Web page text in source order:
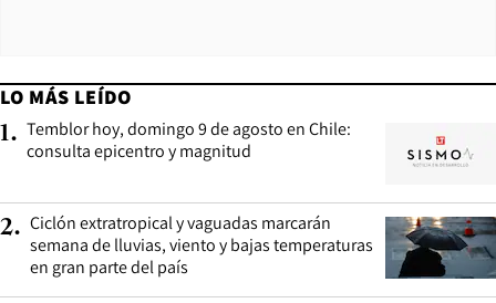
LO MÁS LEÍDO
1. Temblor hoy, domingo 9 de agosto en Chile:
consulta epicentro y magnitud
2. Ciclón extratropical y vaguadas marcarán
semana de lluvias, viento y bajas temperaturas
en gran parte del país